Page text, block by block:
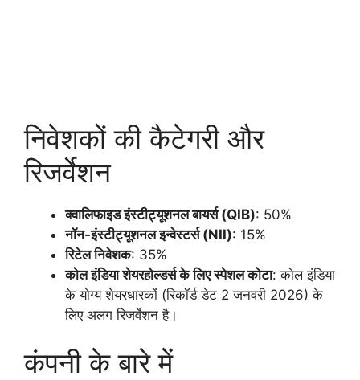
निवेशकों की कैटेगरी और
रिजर्वेशन
क्वालिफाइड इंस्टीट्यूशनल बायर्स (QIB): 50%
नॉन-इंस्टीट्यूशनल इन्वेस्टर्स (NII): 15%
रिटेल निवेशक: 35%
कोल इंडिया शेयरहोल्डर्स के लिए स्पेशल कोटा: कोल इंडिया
के योग्य शेयरधारकों (रिकॉर्ड डेट 2 जनवरी 2026) के
लिए अलग रिजर्वेशन है।
कंपनी के बारे में